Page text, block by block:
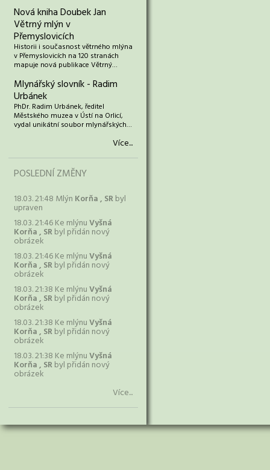
Nová kniha Doubek Jan
Větrný mlýn v
Přemyslovicích
Historii i současnost větrného mlýna
v Přemyslovicích na 120 stranách
mapuje nová publikace Větrný…
Mlynářský slovník - Radim
Urbánek
PhDr. Radim Urbánek, ředitel
Městského muzea v Ústí na Orlicí,
vydal unikátní soubor mlynářských…
Více...
POSLEDNÍ ZMĚNY
18.03. 21:48 Mlýn Korňa , SRbyl
upraven
18.03. 21:46 Ke mlýnuVyšná
Korňa , SRbyl přidán nový
obrázek
18.03. 21:46 Ke mlýnuVyšná
Korňa , SRbyl přidán nový
obrázek
18.03. 21:38 Ke mlýnuVyšná
Korňa , SRbyl přidán nový
obrázek
18.03. 21:38 Ke mlýnuVyšná
Korňa , SRbyl přidán nový
obrázek
18.03. 21:38 Ke mlýnuVyšná
Korňa , SRbyl přidán nový
obrázek
Více...